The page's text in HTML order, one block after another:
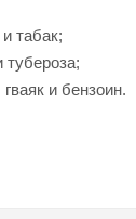
табак;
и бензоин.